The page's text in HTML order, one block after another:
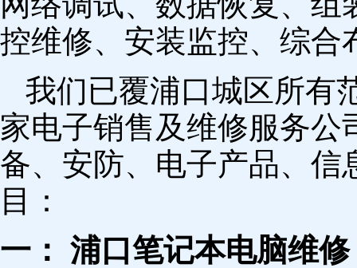
控维修、安装监控、综合
我们已覆浦口城区所有
家电子销售及维修服务公
备、安防、电子产品、信
目：
一： 浦口笔记本电脑维修